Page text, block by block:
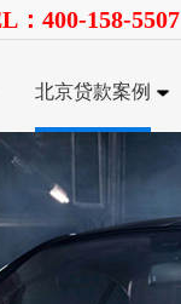
：400-158-5507
北京贷款案例